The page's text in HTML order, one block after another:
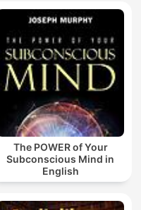
The POWER of Your
Subconscious Mind in
English